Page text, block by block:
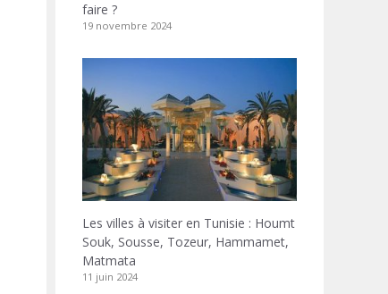
faire ?
19 novembre 2024
Les villes à visiter en Tunisie : Houmt
Souk, Sousse, Tozeur, Hammamet,
Matmata
11 juin 2024